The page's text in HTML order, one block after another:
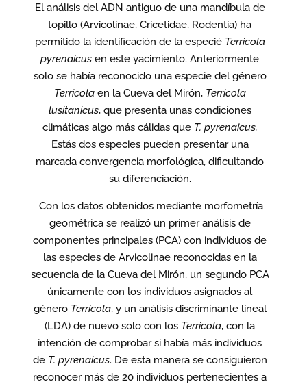
El análisis del ADN antiguo de una mandíbula de
topillo (Arvicolinae, Cricetidae, Rodentia) ha
permitido la identificación de la especié Terricola
pyrenaicus en este yacimiento. Anteriormente
solo se había reconocido una especie del género
Terricolaen la Cueva del Mirón, Terricola
lusitanicus, que presenta unas condiciones
climáticas algo más cálidas que T. pyrenaicus.
Estás dos especies pueden presentar una
marcada convergencia morfológica, dificultando
su diferenciación.
Con los datos obtenidos mediante morfometría
geométrica se realizó un primer análisis de
componentes principales (PCA) con individuos de
las especies de Arvicolinae reconocidas en la
secuencia de la Cueva del Mirón, un segundo PCA
únicamente con los individuos asignados al
género Terricola, y un análisis discriminante lineal
(LDA) de nuevo solo con los Terricola, con la
intención de comprobar si había más individuos
de T. pyrenaicus. De esta manera se consiguieron
reconocer más de 20 individuos pertenecientes a